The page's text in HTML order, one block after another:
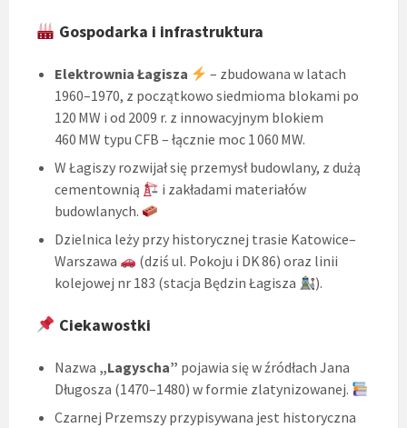
Gospodarka i infrastruktura
Elektrownia Łagisza
– zbudowana w latach
1960–1970, z początkowo siedmioma blokami po
120 MW i od 2009 r. z innowacyjnym blokiem
460 MW typu CFB – łącznie moc 1 060 MW.
W Łagiszy rozwijał się przemysł budowlany, z dużą
cementownią
i zakładami materiałów
budowlanych.
Dzielnica leży przy historycznej trasie Katowice–
Warszawa
(dziś ul. Pokoju i DK 86) oraz linii
kolejowej nr 183 (stacja Będzin Łagisza
).
Ciekawostki
Nazwa „Lagyscha” pojawia się w źródłach Jana
Długosza (1470–1480) w formie zlatynizowanej.
Czarnej Przemszy przypisywana jest historyczna